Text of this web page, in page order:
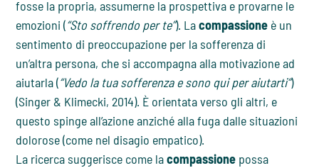
fosse la propria, assumerne la prospettiva e provarne le
emozioni (“Sto soffrendo per te”). Lacompassione è un
sentimento di preoccupazione per la sofferenza di
un’altra persona, che si accompagna alla motivazione ad
aiutarla (“Vedo la tua sofferenza e sono qui per aiutarti”)
(Singer & Klimecki, 2014). È orientata verso gli altri, e
questo spinge all’azione anziché alla fuga dalle situazioni
dolorose (come nel disagio empatico).
La ricerca suggerisce come lacompassione possa